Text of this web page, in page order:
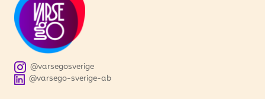
Vill du få erbjudanden och vara den första
att få uppdateringar kring kampanjer?
Ange din e-postadress nedan för att ta del av våra
nyheter och erbjudanden.
@varsego-sverige-ab
@varsegosverige